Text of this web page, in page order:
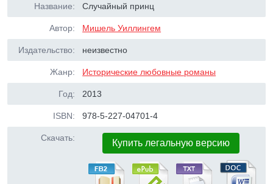
Название: Случайный принц
Автор: Мишель Уиллингем
Издательство: неизвестно
Жанр: Исторические любовные романы
Год: 2013
ISBN: 978-5-227-04701-4
Скачать: Купить легальную версию